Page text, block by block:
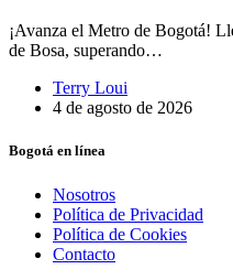
¡Avanza el Metro de Bogotá!
de Bosa, superando…
Terry Loui
4 de agosto de 2026
Bogotá en línea
Nosotros
Política de Privacidad
Política de Cookies
Contacto